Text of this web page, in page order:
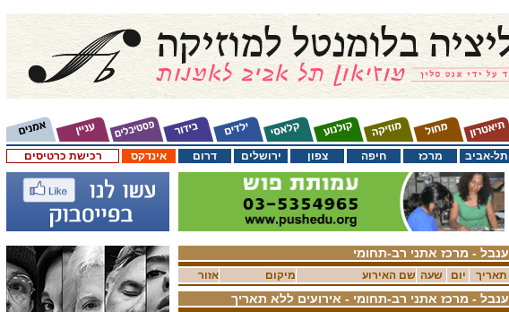
רכישת כרטיסים אינדקס דרום ירושלים צפון חיפה מרכז תל-אביב
ענבל - מרכז אתני רב-תחומי
אזור מיקום שם האירוע שעה יום תאריך
ענבל - מרכז אתני רב-תחומי - אירועים ללא תאריך